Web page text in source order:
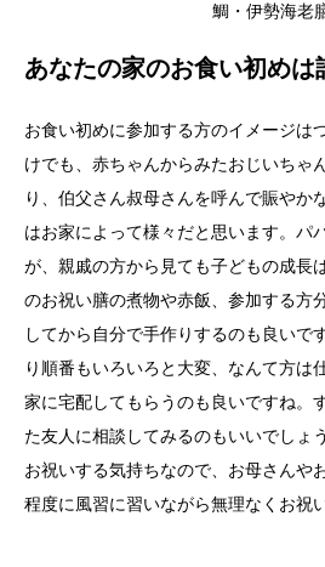
鯛・伊勢海老
あなたの家のお食い初めは
お食い初めに参加する方のイメージは
けでも、赤ちゃんからみたおじいちゃ
り、伯父さん叔母さんを呼んで賑やか
はお家によって様々だと思います。パ
が、親戚の方から見ても子どもの成長
のお祝い膳の煮物や赤飯、参加する方
してから自分で手作りするのも良いで
り順番もいろいろと大変、なんて方は
家に宅配してもらうのも良いですね。
た友人に相談してみるのもいいでしょ
お祝いする気持ちなので、お母さんや
程度に風習に習いながら無理なくお祝